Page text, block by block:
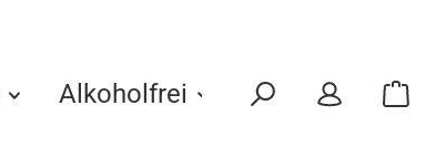
Alkoholfrei Eigenmarken